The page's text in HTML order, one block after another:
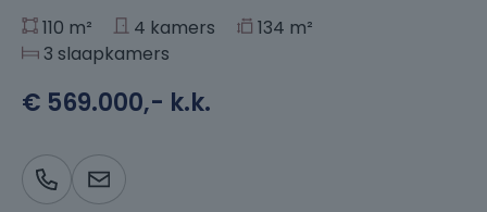
110 m² 4 kamers
134 m²
3 slaapkamers
€ 569.000,- k.k.